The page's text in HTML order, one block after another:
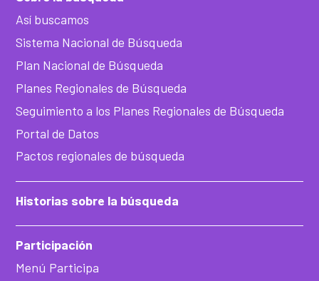
Así buscamos
Sistema Nacional de Búsqueda
Plan Nacional de Búsqueda
Planes Regionales de Búsqueda
Seguimiento a los Planes Regionales de Búsqueda
Portal de Datos
Pactos regionales de búsqueda
Historias sobre la búsqueda
Participación
Menú Participa